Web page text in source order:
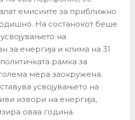
емисиите за приближно
На состанокот беше
на
за енергија и клима на 31
рамка за
мера заокружена.
усвојувањето на
извори на енергија,
оваа година.